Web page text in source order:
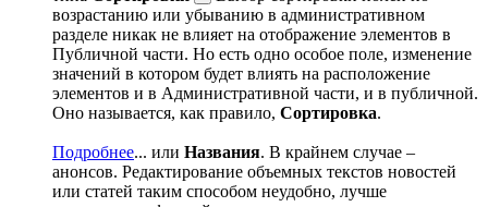
возрастанию или убыванию в административном
разделе никак не влияет на отображение элементов в
Публичной части. Но есть одно особое поле, изменение
значений в котором будет влиять на расположение
элементов и в Административной части, и в публичной.
Оно называется, как правило, Сортировка.
Подробнее... или Названия. В крайнем случае –
анонсов. Редактирование объемных текстов новостей
или статей таким способом неудобно, лучше